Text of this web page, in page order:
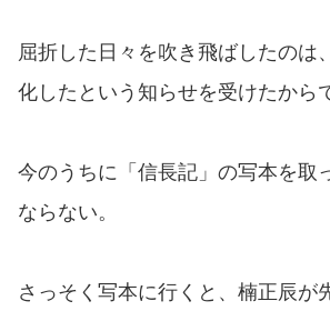
屈折した日々を吹き飛ばしたのは
化したという知らせを受けたから
今のうちに「信長記」の写本を取
ならない。
さっそく写本に行くと、楠正辰が